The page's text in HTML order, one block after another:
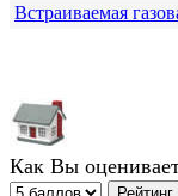
Встраиваемая
Как Вы